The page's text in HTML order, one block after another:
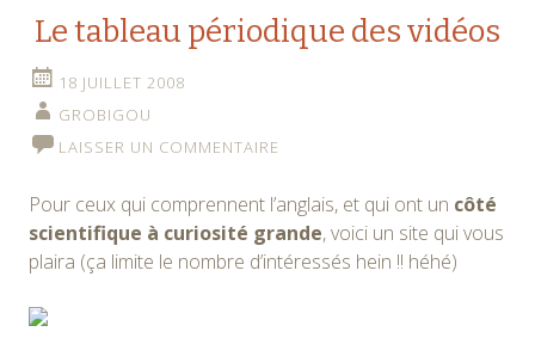
Le tableau périodique des vidéos
18 JUILLET 2008
GROBIGOU
LAISSER UN COMMENTAIRE
Pour ceux qui comprennent l’anglais, et qui ont un côté
scientifique à curiosité grande, voici un site qui vous
plaira (ça limite le nombre d’intéressés hein !! héhé)